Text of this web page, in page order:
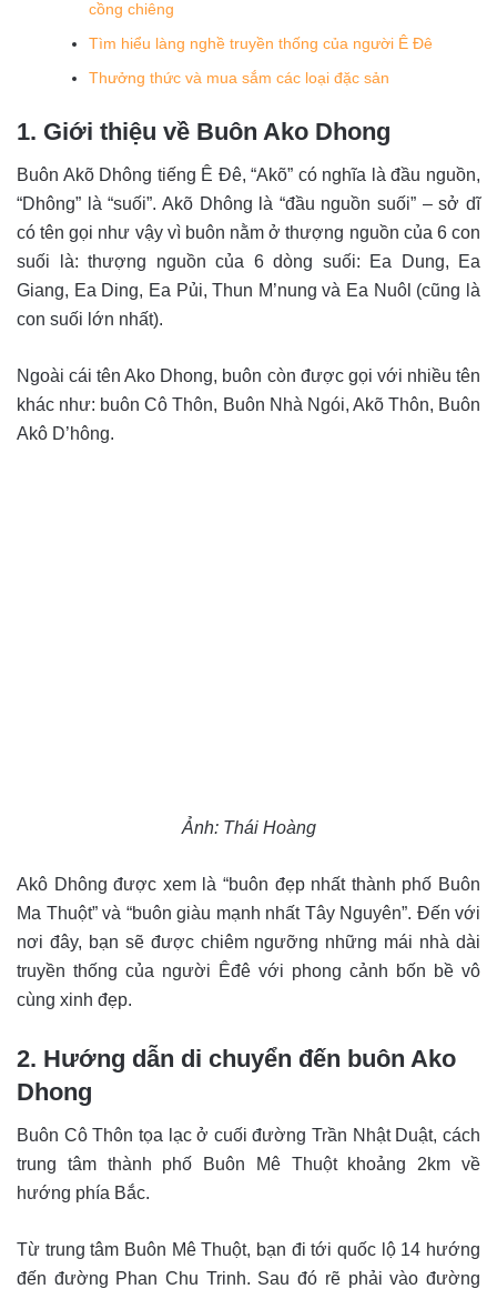
cồng chiêng
Tìm hiểu làng nghề truyền thống của người Ê Đê
Thưởng thức và mua sắm các loại đặc sản
1. Giới thiệu về Buôn Ako Dhong
Buôn Akõ Dhông tiếng Ê Đê, “Akõ” có nghĩa là đầu nguồn,
“Dhông” là “suối”. Akõ Dhông là “đầu nguồn suối” – sở dĩ
có tên gọi như vậy vì buôn nằm ở thượng nguồn của 6 con
suối là: thượng nguồn của 6 dòng suối: Ea Dung, Ea
Giang, Ea Ding, Ea Pủi, Thun M’nung và Ea Nuôl (cũng là
con suối lớn nhất).
Ngoài cái tên Ako Dhong, buôn còn được gọi với nhiều tên
khác như: buôn Cô Thôn, Buôn Nhà Ngói, Akõ Thôn, Buôn
Akô D’hông.
Ảnh: Thái Hoàng
Akô Dhông được xem là “buôn đẹp nhất thành phố Buôn
Ma Thuột” và “buôn giàu mạnh nhất Tây Nguyên”. Đến với
nơi đây, bạn sẽ được chiêm ngưỡng những mái nhà dài
truyền thống của người Êđê với phong cảnh bốn bề vô
cùng xinh đẹp.
2. Hướng dẫn di chuyển đến buôn Ako
Dhong
Buôn Cô Thôn tọa lạc ở cuối đường Trần Nhật Duật, cách
trung tâm thành phố Buôn Mê Thuột khoảng 2km về
hướng phía Bắc.
Từ trung tâm Buôn Mê Thuột, bạn đi tới quốc lộ 14 hướng
đến đường Phan Chu Trinh. Sau đó rẽ phải vào đường